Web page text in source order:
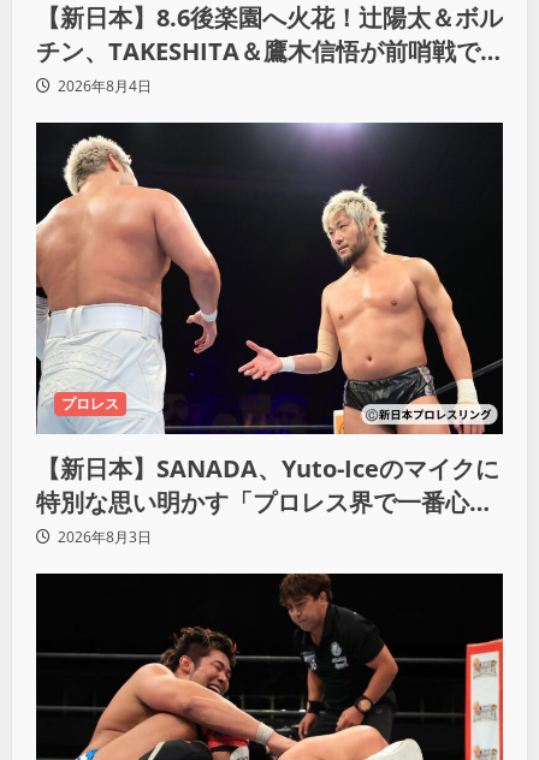
【新日本】8.6後楽園へ火花！辻陽太＆ボル
チン、TAKESHITA＆鷹木信悟が前哨戦で
激突2026年8月4日
プロレス
【新日本】SANADA、Yuto-Iceのマイクに
特別な思い明かす「プロレス界で一番心に
響きました」
2026年8月3日